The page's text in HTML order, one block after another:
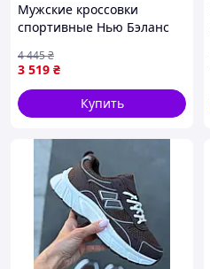
Мужские кроссовки
спортивные Нью Бэланс
коллаборацией Стоун
Айленд New Balance Seli
Чоловічі кросівки
спортивні Нью
3 519 ₴
4 445₴
Купить